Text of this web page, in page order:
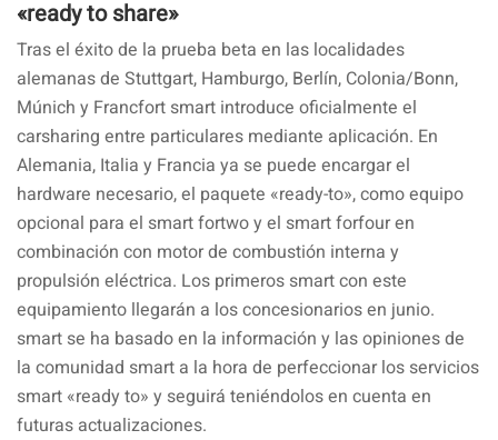
«ready to share»
Tras el éxito de la prueba beta en las localidades
alemanas de Stuttgart, Hamburgo, Berlín, Colonia/Bonn,
Múnich y Francfort smart introduce oficialmente el
carsharing entre particulares mediante aplicación. En
Alemania, Italia y Francia ya se puede encargar el
hardware necesario, el paquete «ready-to», como equipo
opcional para el smart fortwo y el smart forfour en
combinación con motor de combustión interna y
propulsión eléctrica. Los primeros smart con este
equipamiento llegarán a los concesionarios en junio.
smart se ha basado en la información y las opiniones de
la comunidad smart a la hora de perfeccionar los servicios
smart «ready to» y seguirá teniéndolos en cuenta en
futuras actualizaciones.